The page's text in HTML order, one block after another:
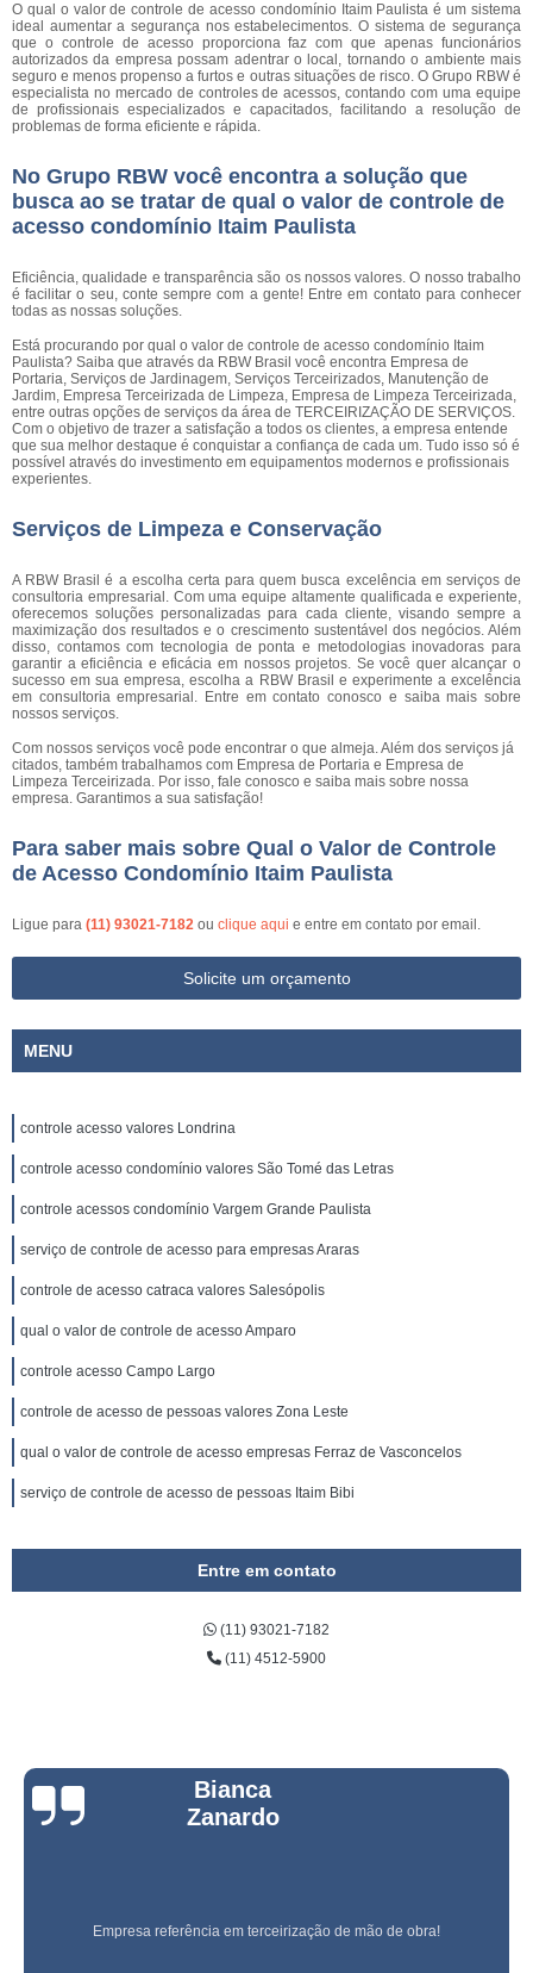
O qual o valor de controle de acesso condomínio Itaim Paulista é um sistema
ideal aumentar a segurança nos estabelecimentos. O sistema de segurança
que o controle de acesso proporciona faz com que apenas funcionários
autorizados da empresa possam adentrar o local, tornando o ambiente mais
seguro e menos propenso a furtos e outras situações de risco. O Grupo RBW é
especialista no mercado de controles de acessos, contando com uma equipe
de profissionais especializados e capacitados, facilitando a resolução de
problemas de forma eficiente e rápida.
No Grupo RBW você encontra a solução que
busca ao se tratar de qual o valor de controle de
acesso condomínio Itaim Paulista
Eficiência, qualidade e transparência são os nossos valores. O nosso trabalho
é facilitar o seu, conte sempre com a gente! Entre em contato para conhecer
todas as nossas soluções.
Está procurando por qual o valor de controle de acesso condomínio Itaim
Paulista? Saiba que através da RBW Brasil você encontra Empresa de
Portaria, Serviços de Jardinagem, Serviços Terceirizados, Manutenção de
Jardim, Empresa Terceirizada de Limpeza, Empresa de Limpeza Terceirizada,
entre outras opções de serviços da área de TERCEIRIZAÇÃO DE SERVIÇOS.
Com o objetivo de trazer a satisfação a todos os clientes, a empresa entende
que sua melhor destaque é conquistar a confiança de cada um. Tudo isso só é
possível através do investimento em equipamentos modernos e profissionais
experientes.
Serviços de Limpeza e Conservação
A RBW Brasil é a escolha certa para quem busca excelência em serviços de
consultoria empresarial. Com uma equipe altamente qualificada e experiente,
oferecemos soluções personalizadas para cada cliente, visando sempre a
maximização dos resultados e o crescimento sustentável dos negócios. Além
disso, contamos com tecnologia de ponta e metodologias inovadoras para
garantir a eficiência e eficácia em nossos projetos. Se você quer alcançar o
sucesso em sua empresa, escolha a RBW Brasil e experimente a excelência
em consultoria empresarial. Entre em contato conosco e saiba mais sobre
nossos serviços.
Com nossos serviços você pode encontrar o que almeja. Além dos serviços já
citados, também trabalhamos com Empresa de Portaria e Empresa de
Limpeza Terceirizada. Por isso, fale conosco e saiba mais sobre nossa
empresa. Garantimos a sua satisfação!
Para saber mais sobre Qual o Valor de Controle
de Acesso Condomínio Itaim Paulista
Ligue para (11) 93021-7182 ou clique aqui e entre em contato por email.
Solicite um orçamento
MENU
controle acesso valores Londrina
controle acesso condomínio valores São Tomé das Letras
controle acessos condomínio Vargem Grande Paulista
serviço de controle de acesso para empresas Araras
controle de acesso catraca valores Salesópolis
qual o valor de controle de acesso Amparo
controle acesso Campo Largo
controle de acesso de pessoas valores Zona Leste
qual o valor de controle de acesso empresas Ferraz de Vasconcelos
serviço de controle de acesso de pessoas Itaim Bibi
Entre em contato
(11) 93021-7182
(11) 4512-5900
Bianca
Zanardo
Empresa referência em terceirização de mão de obra!